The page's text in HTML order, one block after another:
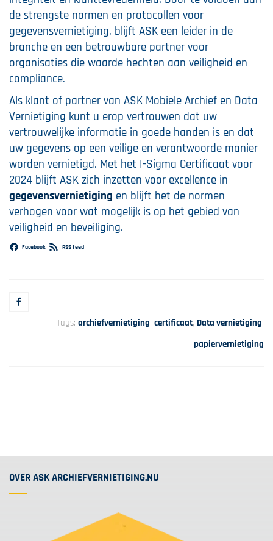
de strengste normen en protocollen voor
gegevensvernietiging, blijft ASK een leider in de
branche en een betrouwbare partner voor
organisaties die waarde hechten aan veiligheid en
compliance.
Als klant of partner van ASK Mobiele Archief en Data
Vernietiging kunt u erop vertrouwen dat uw
vertrouwelijke informatie in goede handen is en dat
uw gegevens op een veilige en verantwoorde manier
worden vernietigd. Met het I-Sigma Certificaat voor
2024 blijft ASK zich inzetten voor excellence in
gegevensvernietiging en blijft het de normen
verhogen voor wat mogelijk is op het gebied van
veiligheid en beveiliging.
Facebook RSS feed
Tags: archiefvernietiging, certificaat, Data vernietiging,
papiervernietiging
OVER ASK ARCHIEFVERNIETIGING.NU